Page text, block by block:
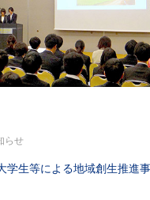
らせ
学生等による地域創生推進